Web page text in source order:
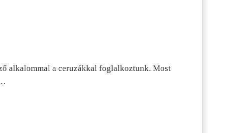
alkalommal a ceruzákkal foglalkoztunk. Most